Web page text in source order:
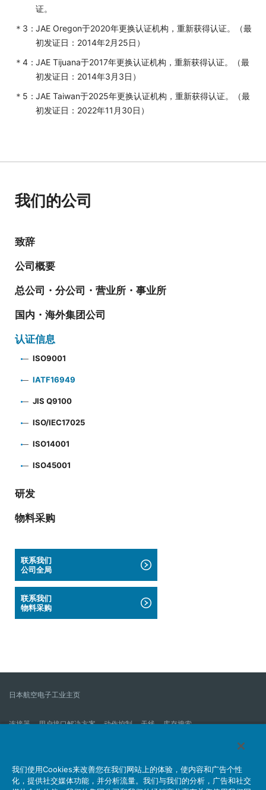
证。
JAE Oregon于2020年更换认证机构，重新获得认证。（最
初发证日：2014年2月25日）
JAE Tijuana于2017年更换认证机构，重新获得认证。（最
初发证日：2014年3月3日）
JAE Taiwan于2025年更换认证机构，重新获得认证。（最
初发证日：2022年11月30日）
我们的公司
致辞
公司概要
总公司・分公司・营业所・事业所
国内・海外集团公司
认证信息
ISO9001
IATF16949
JIS Q9100
ISO/IEC17025
ISO14001
ISO45001
研发
物料采购
联系我们
公司全局
联系我们
物料采购
日本航空电子工业主页
连接器 用户接口解决方案 动作控制 天线 库存搜索
我们的公司 企业社会责任 IR消息 公司新到信息列表
产品信息新的列表
网站地图
联系我们
我们使用Cookies来改善您在我们网站上的体验，使内容和广告个性
化，提供社交媒体功能，并分析流量。我们与我们的分析，广告和社交